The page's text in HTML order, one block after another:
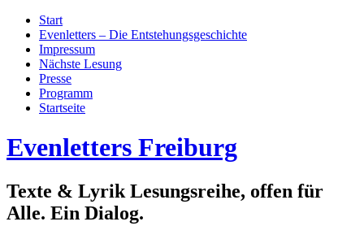
Start
Evenletters – Die Entstehungsgeschichte
Impressum
Nächste Lesung
Presse
Programm
Startseite
Evenletters Freiburg
Texte & Lyrik Lesungsreihe, offen für
Alle. Ein Dialog.